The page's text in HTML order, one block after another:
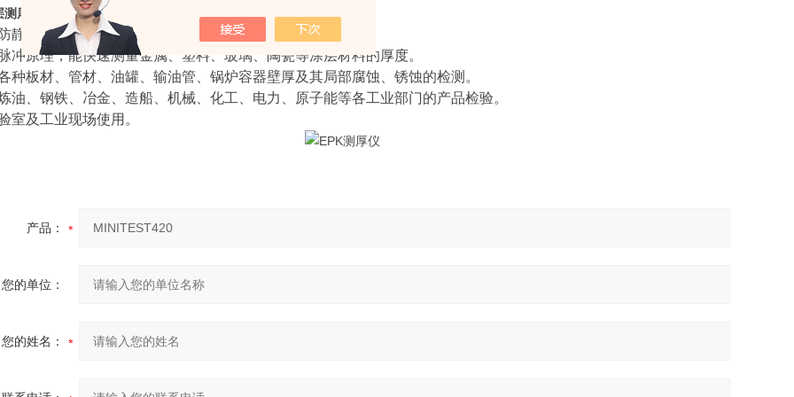
厚仪应用领域非常广泛，可应用于
静电、防火塑料外壳。
冲原理，能快速测量金属、塑料、玻璃、陶瓷等涂层材料的厚度。
种板材、管材、油罐、输油管、锅炉容器壁厚及其局部腐蚀、锈蚀的检测。
油、钢铁、冶金、造船、机械、化工、电力、原子能等各工业部门的产品检验。
室及工业现场使用。
产品：
您的单位：
您的姓名：